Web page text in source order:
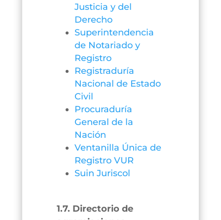
Justicia y del
Derecho
Superintendencia
de Notariado y
Registro
Registraduría
Nacional de Estado
Civil
Procuraduría
General de la
Nación
Ventanilla Única de
Registro VUR
Suin Juriscol
1.7. Directorio de